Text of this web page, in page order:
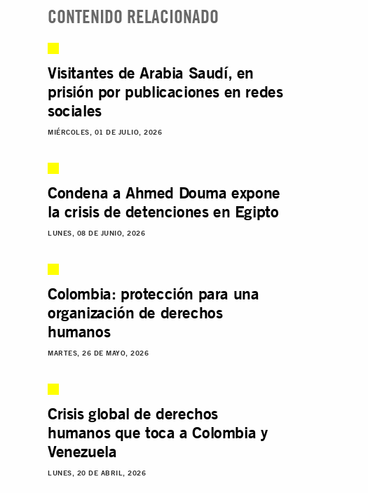
CONTENIDO RELACIONADO
Visitantes de Arabia Saudí, en
prisión por publicaciones en redes
sociales
MIÉRCOLES, 01 DE JULIO, 2026
Condena a Ahmed Douma expone
la crisis de detenciones en Egipto
LUNES, 08 DE JUNIO, 2026
Colombia: protección para una
organización de derechos
humanos
MARTES, 26 DE MAYO, 2026
Crisis global de derechos
humanos que toca a Colombia y
Venezuela
LUNES, 20 DE ABRIL, 2026